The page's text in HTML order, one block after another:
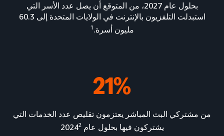
بحلول عام 2027، من المتوقع أن يصل عدد الأسر التي
استبدلت التلفزيون بالإنترنت في الولايات المتحدة إلى 60.3
مليون أسرة. 1
21%
من مشتركي البث المباشر يعتزمون تقليص عدد الخدمات التي
يشتركون فيها بحلول عام 20242